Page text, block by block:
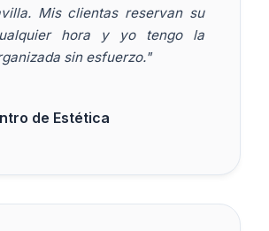
Mis clientas reservan su
hora y yo tengo la
sin esfuerzo."
de Estética